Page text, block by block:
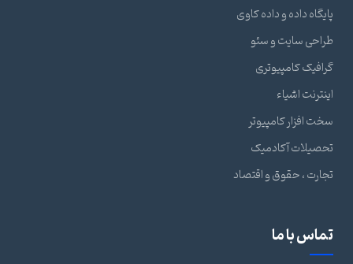
پایگاه داده و داده کاوی
طراحی سایت و سئو
گرافیک کامپیوتری
اینترنت اشیاء
سخت افزار کامپیوتر
تحصیلات آکادمیک
تجارت ، حقوق و اقتصاد
تماس با ما